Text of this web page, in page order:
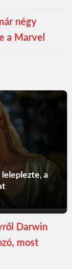
négy
a Marvel
leleplezte, a
Darwin
most